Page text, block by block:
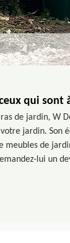
qui sont
de jardin, W
jardin. Son
meubles de
lui un